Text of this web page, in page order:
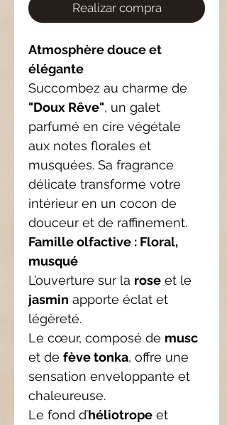
Realizar compra
Atmosphère douce et
élégante
Succombez au charme de
"Doux Rêve", un galet
parfumé en cire végétale
aux notes florales et
musquées. Sa fragrance
délicate transforme votre
intérieur en un cocon de
douceur et de raffinement.
Famille olfactive : Floral,
musqué
L’ouverture sur la rose et le
jasmin apporte éclat et
légèreté.
Le cœur, composé de musc
et de fève tonka, offre une
sensation enveloppante et
chaleureuse.
Le fond d’héliotrope et